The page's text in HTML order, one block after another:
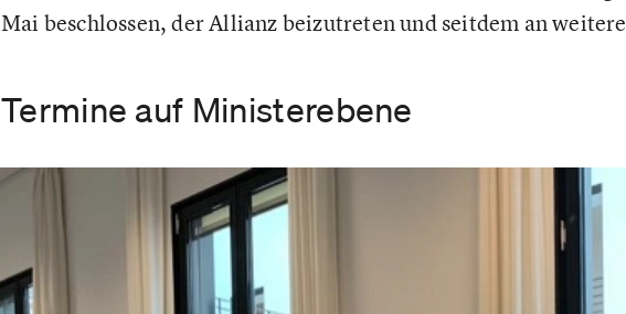
Mai beschlossen, der Allianz beizutreten und seitdem an
Termine auf Ministerebene